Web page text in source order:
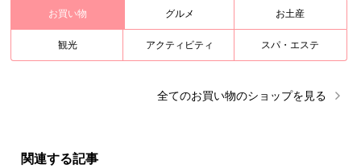
お買い物 グルメ お土産
観光 アクティビティ スパ・エステ
全てのお買い物のショップを見る
関連する記事